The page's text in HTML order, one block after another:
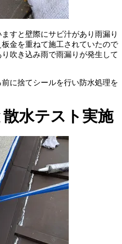
すと壁際にサビ汁があり雨漏り
金を重ねて施工されていたので
吹き込み雨で雨漏りが発生して
に捨てシールを行い防水処理を
水テスト実施